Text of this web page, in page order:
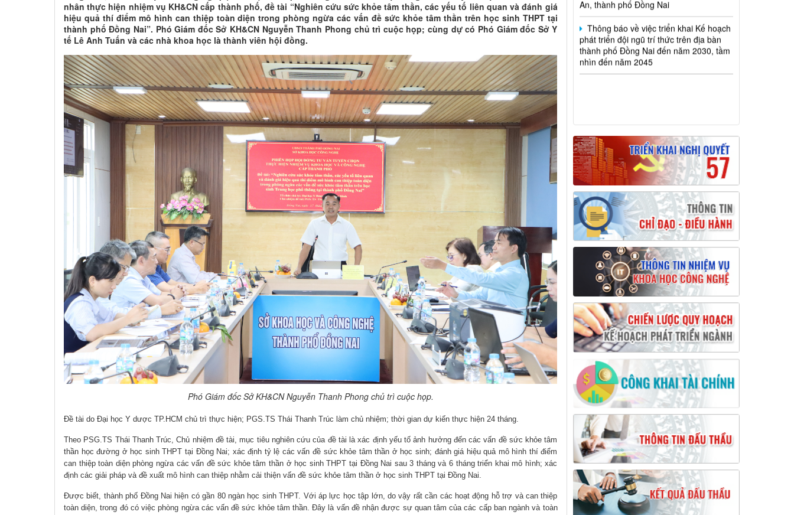
nhân thực hiện nhiệm vụ KH&CN cấp thành phố, đề tài “Nghiên cứu sức khỏe tâm thần, các yếu tố liên quan và đánh giá
hiệu quả thí điểm mô hình can thiệp toàn diện trong phòng ngừa các vấn đề sức khỏe tâm thần trên học sinh THPT tại
thành phố Đồng Nai”. Phó Giám đốc Sở KH&CN Nguyễn Thanh Phong chủ trì cuộc họp; cùng dự có Phó Giám đốc Sở Y
tế Lê Anh Tuấn và các nhà khoa học là thành viên hội đồng.
Phó Giám đốc Sở KH&CN Nguyễn Thanh Phong chủ trì cuộc họp.
Đề tài do Đại học Y dược TP.HCM chủ trì thực hiện; PGS.TS Thái Thanh Trúc làm chủ nhiệm; thời gian dự kiến thực hiện 24 tháng.
Theo PSG.TS Thái Thanh Trúc, Chủ nhiệm đề tài, mục tiêu nghiên cứu của đề tài là xác định yếu tố ảnh hưởng đến các vấn đề sức khỏe tâm
thần học đường ở học sinh THPT tại Đồng Nai; xác định tỷ lệ các vấn đề sức khỏe tâm thần ở học sinh; đánh giá hiệu quả mô hình thí điểm
can thiệp toàn diện phòng ngừa các vấn đề sức khỏe tâm thần ở học sinh THPT tại Đồng Nai sau 3 tháng và 6 tháng triển khai mô hình; xác
định các giải pháp và đề xuất mô hình can thiệp nhằm cải thiện vấn đề sức khỏe tâm thần ở học sinh THPT tại Đồng Nai.
Được biết, thành phố Đồng Nai hiện có gần 80 ngàn học sinh THPT. Với áp lực học tập lớn, do vậy rất cần các hoạt động hỗ trợ và can thiệp
toàn diện, trong đó có việc phòng ngừa các vấn đề sức khỏe tâm thần. Đây là vấn đề nhận được sự quan tâm của các cấp ban ngành và toàn
Thông báo về việc triển khai Kế hoạch
phát triển đội ngũ trí thức trên địa bàn
thành phố Đồng Nai đến năm 2030, tầm
nhìn đến năm 2045